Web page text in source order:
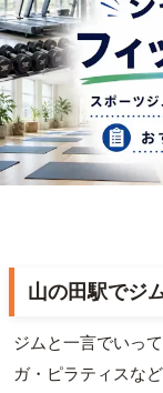
山の田駅でジ
ジムと一言でいっ
ガ・ピラティスな